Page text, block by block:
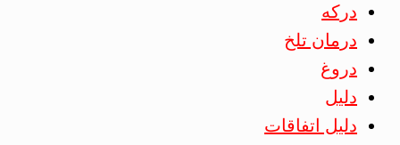
درکه
درمان تلخ
دروغ
دلیل
دلیل اتفاقات